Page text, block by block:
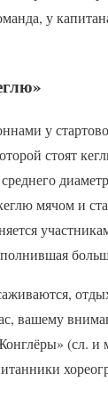
у
у
стоят
мячом и
вашему
(сл. и